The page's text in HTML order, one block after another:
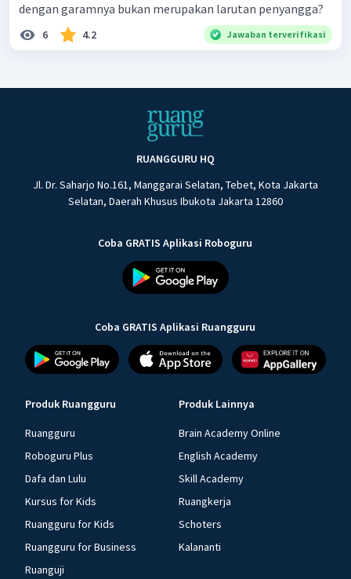
dengan garamnya bukan merupakan larutan penyangga?
6 4.2 Jawaban terverifikasi
RUANGGURU HQ
Jl. Dr. Saharjo No.161, Manggarai Selatan, Tebet, Kota Jakarta
Selatan, Daerah Khusus Ibukota Jakarta 12860
Coba GRATIS Aplikasi Roboguru
Coba GRATIS Aplikasi Ruangguru
Produk Ruangguru
Ruangguru
Roboguru Plus
Dafa dan Lulu
Kursus for Kids
Ruangguru for Kids
Ruangguru for Business
Ruanguji
Produk Lainnya
Brain Academy Online
English Academy
Skill Academy
Ruangkerja
Schoters
Kalananti